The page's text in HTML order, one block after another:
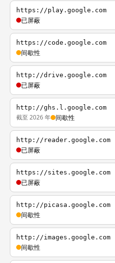
https://play.google.com
已屏蔽
https://code.google.com
间歇性
http://drive.google.com
已屏蔽
http://ghs.l.google.com
截至 2026 年 间歇性
http://reader.google.com
已屏蔽
https://sites.google.com
已屏蔽
http://picasa.google.com
间歇性
http://images.google.com
间歇性